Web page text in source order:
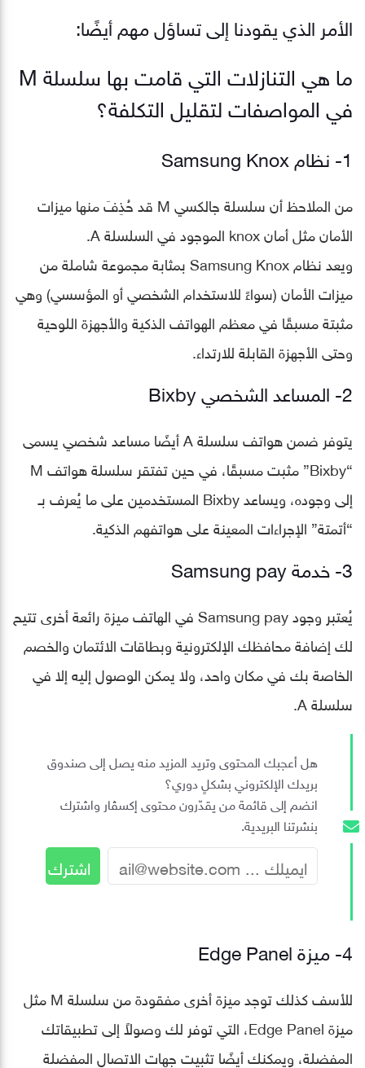
الأمر الذي يقودنا إلى تساؤل مهم أيضًا:
ما هي التنازلات التي قامت بها سلسلة M
في المواصفات لتقليل التكلفة؟
1- نظام Samsung Knox
من الملاحظ أن سلسلة جالكسي M قد حُذِفَ منها ميزات
الأمان مثل أمان knox الموجود في السلسلة A.
ويعد نظام Samsung Knox بمثابة مجموعة شاملة من
ميزات الأمان (سواءً للاستخدام الشخصي أو المؤسسي) وهي
مثبتة مسبقًا في معظم الهواتف الذكية والأجهزة اللوحية
وحتى الأجهزة القابلة للارتداء.
2- المساعد الشخصي Bixby
يتوفر ضمن هواتف سلسلة A أيضًا مساعد شخصي يسمى
“Bixby” مثبت مسبقًا، في حين تفتقر سلسلة هواتف M
إلى وجوده، ويساعد Bixby المستخدمين على ما يُعرف بـ
“أتمتة” الإجراءات المعينة على هواتفهم الذكية.
3- خدمة Samsung pay
يُعتبر وجود Samsung pay في الهاتف ميزة رائعة أخرى تتيح
لك إضافة محافظك الإلكترونية وبطاقات الائتمان والخصم
الخاصة بك في مكان واحد، ولا يمكن الوصول إليه إلا في
سلسلة A.
هل أعجبك المحتوى وتريد المزيد منه يصل إلى صندوق
بريدك الإلكتروني بشكلٍ دوري؟
انضم إلى قائمة من يقدّرون محتوى إكسڤار واشترك
بنشرتنا البريدية.
4- ميزة Edge Panel
للأسف كذلك توجد ميزة أخرى مفقودة من سلسلة M مثل
ميزة Edge Panel، التي توفر لك وصولاً إلى تطبيقاتك
المفضلة، ويمكنك أيضًا تثبيت جهات الاتصال المفضلة